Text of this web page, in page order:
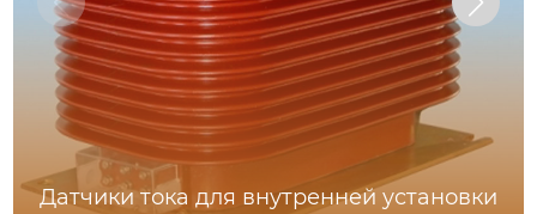
Датчики тока для внутренней установки